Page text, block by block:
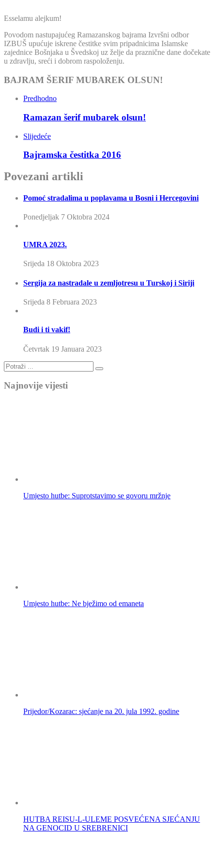
Esselamu alejkum!
Povodom nastupajućeg Ramazanskog bajrama Izvršni odbor
IZBUŠ upućuje iskrene čestitke svim pripadnicima Islamske
zajednice Bošnjaka u Švedskoj uz želje da praznične dane dočekate
u zdravlju, sreći i dobrom raspoloženju.
BAJRAM ŠERIF MUBAREK OLSUN!
Predhodno
Ramazan šerif mubarek olsun!
Slijedeće
Bajramska čestitka 2016
Povezani artikli
Pomoć stradalima u poplavama u Bosni i Hercegovini
Ponedjeljak 7 Oktobra 2024
UMRA 2023.
Srijeda 18 Oktobra 2023
Sergija za nastradale u zemljotresu u Turskoj i Siriji
Srijeda 8 Februara 2023
Budi i ti vakif!
Četvrtak 19 Januara 2023
Najnovije vijesti
Umjesto hutbe: Suprotstavimo se govoru mržnje
Umjesto hutbe: Ne bježimo od emaneta
Prijedor/Kozarac: sjećanje na 20. jula 1992. godine
HUTBA REISU-L-ULEME POSVEĆENA SJEĆANJU
NA GENOCID U SREBRENICI